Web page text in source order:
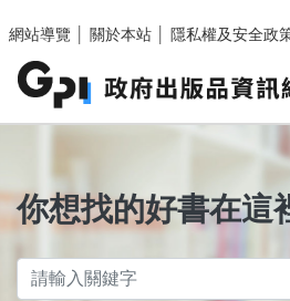
網站導覽
關於本站 隱私權及安全政
你想找的好書在這